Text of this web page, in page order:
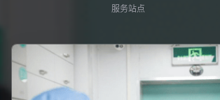
服务站点